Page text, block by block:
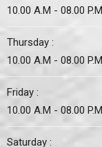
10.00 A.M - 08.00 P.M
Thursday :
10.00 A.M - 08.00 P.M
Friday :
10.00 A.M - 08.00 P.M
Saturday :